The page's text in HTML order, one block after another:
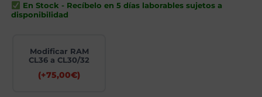
En Stock - Recíbelo en 5 días laborables sujetos a
disponibilidad
Modificar RAM
CL36 a CL30/32
(+75,00€)